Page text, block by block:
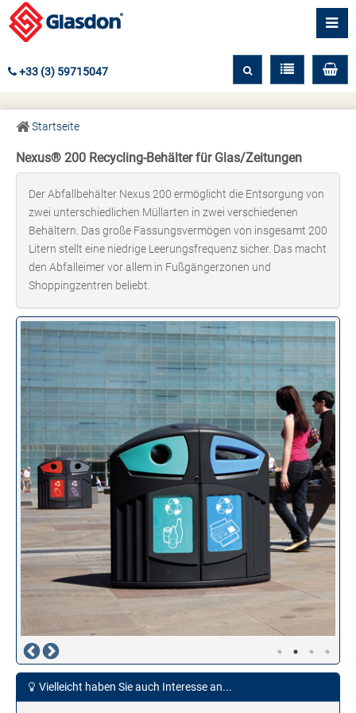
+33 (3) 59715047
Startseite
Nexus® 200 Recycling-Behälter für Glas/Zeitungen
Der Abfallbehälter Nexus 200 ermöglicht die Entsorgung von
zwei unterschiedlichen Müllarten in zwei verschiedenen
Behältern. Das große Fassungsvermögen von insgesamt 200
Litern stellt eine niedrige Leerungsfrequenz sicher. Das macht
den Abfalleimer vor allem in Fußgängerzonen und
Shoppingzentren beliebt.
Vielleicht haben Sie auch Interesse an...